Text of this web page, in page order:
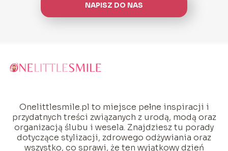
NAPISZ DO NAS
Onelittlesmile.pl to miejsce pełne inspiracji i
przydatnych treści związanych z urodą, modą oraz
organizacją ślubu i wesela. Znajdziesz tu porady
dotyczące stylizacji, zdrowego odżywiania oraz
wszystko, co sprawi, że ten wyjątkowy dzień